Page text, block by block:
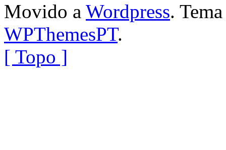
Movido a Wordpress.
WPThemesPT.
[ Topo ]